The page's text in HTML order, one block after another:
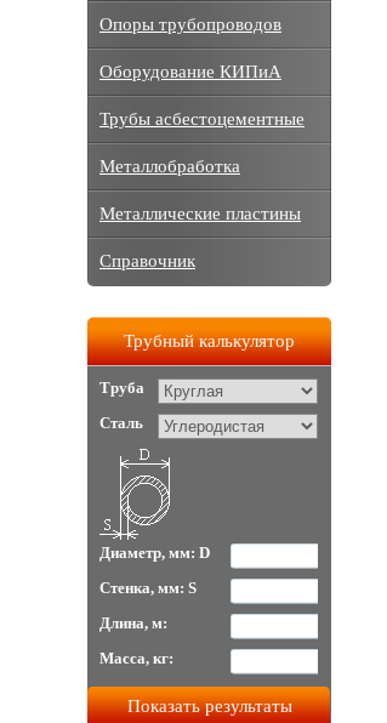
Опоры трубопроводов
Оборудование КИПиА
Трубы асбестоцементные
Металлобработка
Металлические пластины
Справочник
Трубный калькулятор
Труба
Сталь
Диаметр, мм: D
Стенка, мм: S
Длина, м:
Масса, кг: